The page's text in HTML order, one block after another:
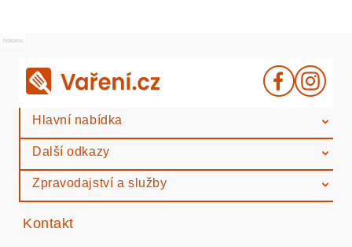
Reklama
Hlavní nabídka
Další odkazy
Zpravodajství a služby
Kontakt